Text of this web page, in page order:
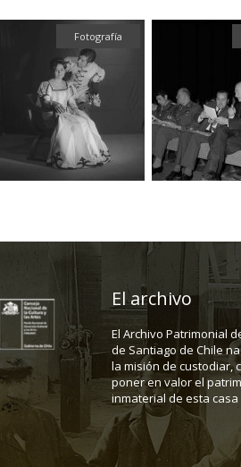
El archivo
El Archivo Patrimonial
de Santiago de Chile
la misión de custodiar,
poner en valor el
inmaterial de esta